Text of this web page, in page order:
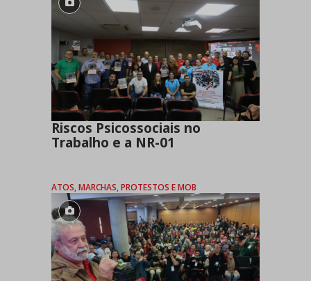
Riscos Psicossociais no
Trabalho e a NR-01
ATOS, MARCHAS, PROTESTOS E MOB